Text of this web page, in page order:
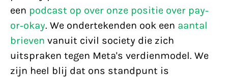
een podcast op over onze positie over pay-
or-okay. We ondertekenden ook een aantal
brieven vanuit civil society die zich
uitspraken tegen Meta's verdienmodel. We
zijn heel blij dat ons standpunt is